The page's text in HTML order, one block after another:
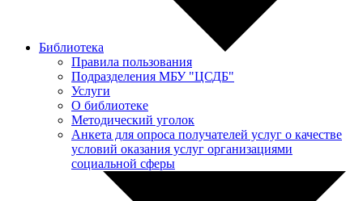
Библиотека
Правила пользования
Подразделения МБУ "ЦСДБ"
Услуги
О библиотеке
Методический уголок
Анкета для опроса получателей услуг о качестве
условий оказания услуг организациями
социальной сферы